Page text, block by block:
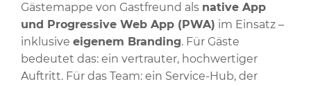
Gästemappe von Gastfreund als native App
und Progressive Web App (PWA) im Einsatz –
inklusive eigenem Branding. Für Gäste
bedeutet das: ein vertrauter, hochwertiger
Auftritt. Für das Team: ein Service-Hub, der